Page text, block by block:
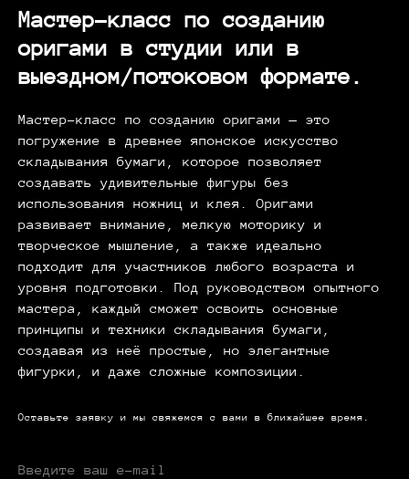
Мастер-класс по созданию
оригами в студии или в
выездном/потоковом формате.
Мастер-класс по созданию оригами — это
погружение в древнее японское искусство
складывания бумаги, которое позволяет
создавать удивительные фигуры без
использования ножниц и клея. Оригами
развивает внимание, мелкую моторику и
творческое мышление, а также идеально
подходит для участников любого возраста и
уровня подготовки. Под руководством опытного
мастера, каждый сможет освоить основные
принципы и техники складывания бумаги,
создавая из неё простые, но элегантные
фигурки, и даже сложные композиции.
Оставьте заявку и мы свяжемся с вами в ближайшее время.